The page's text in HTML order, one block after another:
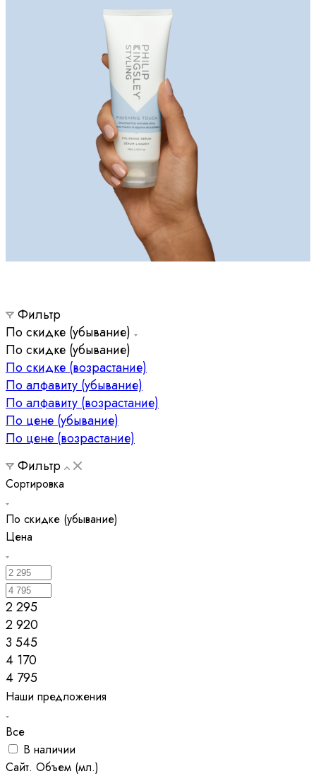
Фильтр
По скидке (убывание)
По скидке (убывание)
По скидке (возрастание)
По алфавиту (убывание)
По алфавиту (возрастание)
По цене (убывание)
По цене (возрастание)
Фильтр
Сортировка
По скидке (убывание)
Цена
2 295
2 920
3 545
4 170
4 795
Наши предложения
Все
В наличии
Сайт. Объем (мл.)